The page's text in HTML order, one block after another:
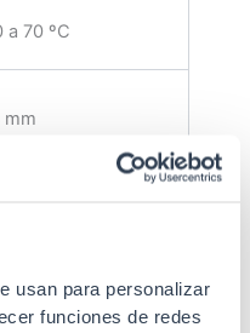
usan para personalizar
funciones de redes
a 70 ºC
mm
de
de fibra de